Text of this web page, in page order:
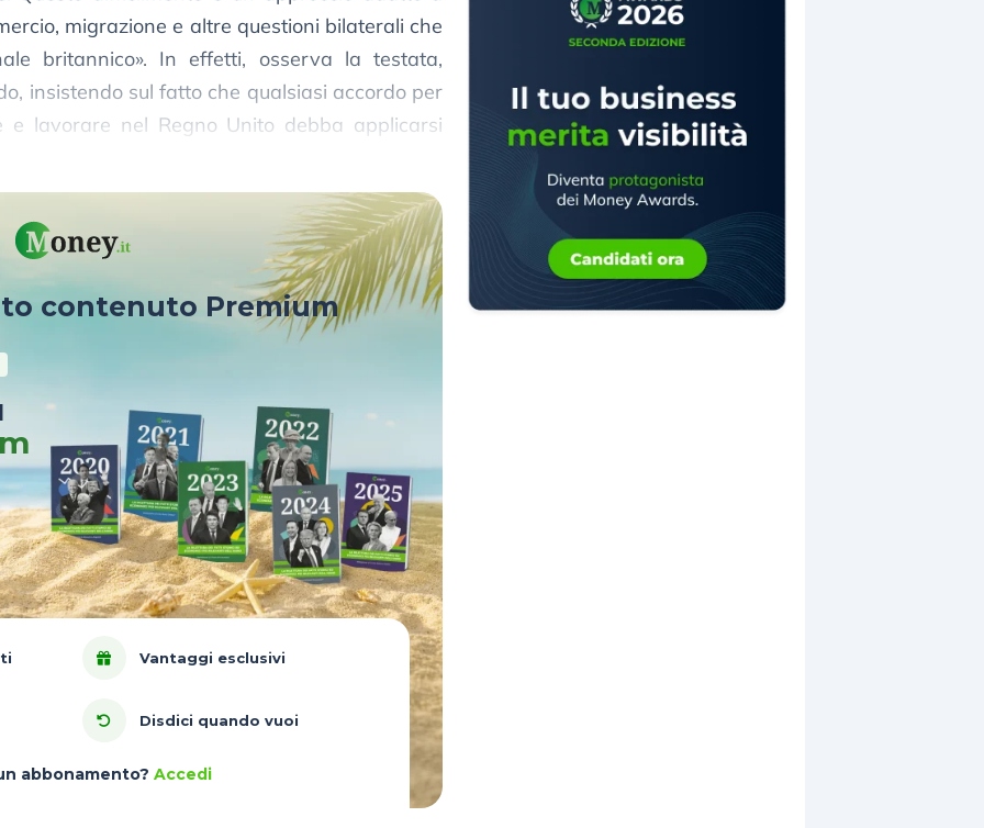
migrazione e altre questioni bilaterali che
britannico». In effetti, osserva la testata,
insistendo sul fatto che qualsiasi accordo per
lavorare nel Regno Unito debba applicarsi
contenuto Premium
Vantaggi esclusivi
Disdici quando vuoi
abbonamento? Accedi